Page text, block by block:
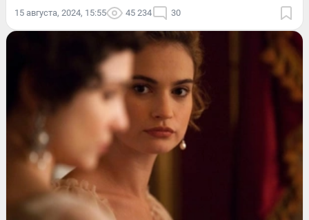
15 августа, 2024, 15:55 45 234 30